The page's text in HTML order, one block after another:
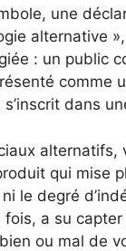
une
alternative
: un public
comme
dans
qui mise
le degré
a su
ou mal de